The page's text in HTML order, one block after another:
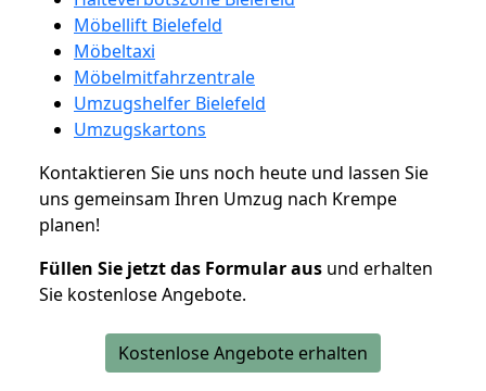
Möbellift Bielefeld
Möbeltaxi
Möbelmitfahrzentrale
Umzugshelfer Bielefeld
Umzugskartons
Kontaktieren Sie uns noch heute und lassen Sie
uns gemeinsam Ihren Umzug nach Krempe
planen!
Füllen Sie jetzt das Formular aus und erhalten
Sie kostenlose Angebote.
Kostenlose Angebote erhalten